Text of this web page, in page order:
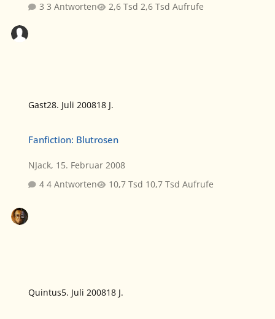
3 Antworten
2,6 Tsd Aufrufe
Gast28. Juli 200818 J.
Fanfiction: Blutrosen
NJack, 15. Februar 2008
4 Antworten
10,7 Tsd Aufrufe
Quintus5. Juli 200818 J.